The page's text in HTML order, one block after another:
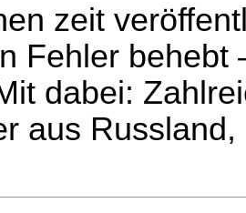
zeit
Fehler behebt
dabei:
aus